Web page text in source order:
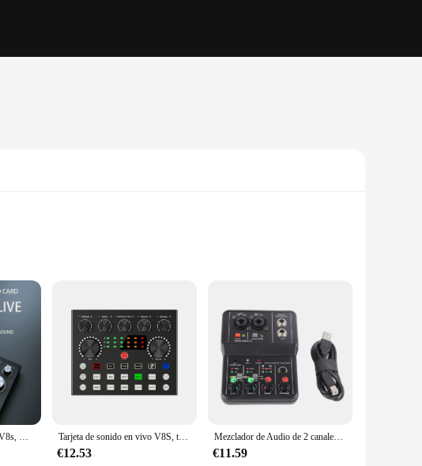
alike. Its robust metal casing ensures longevity and resilience, while the
this mixer's performance is unmatched. Its intuitive controls and user-
mixing.
with various scenarios, from small, intimate gatherings to large-
The mixer's user-friendly interface and clear layout make it easy
Tarjeta de sonido en vivo V8s, mezclador de sonido, Podcast, Karaoke, grabación de estudio en casa, tarjeta de sonido profesional, mezclador de micrófono, cambiador de voz Tarjeta de sonido en vivo V8S, tarjeta de sonido externa USB, mezclador de micrófono Bluetooth, cambiador de voz, transmisión en vivo, mezclador de sonido de Audio
€12.53
Mezclador de Audio de 2 canales, consola de mezcla de sonido compacta, alimentación fantasma, USB, 48V, para grabación de música, Karaoke en casa, Internet, nuevo
€11.59